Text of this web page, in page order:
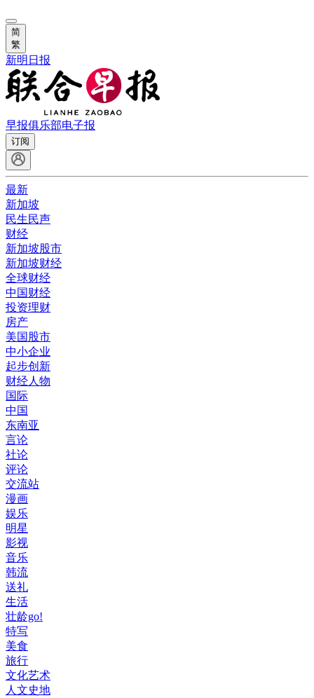
简
繁
新明日报
早报俱乐部电子报
订阅
最新
新加坡
民生民声
财经
新加坡股市
新加坡财经
全球财经
中国财经
投资理财
房产
美国股市
中小企业
起步创新
财经人物
国际
中国
东南亚
言论
社论
评论
交流站
漫画
娱乐
明星
影视
音乐
韩流
送礼
生活
壮龄go!
特写
美食
旅行
文化艺术
人文史地